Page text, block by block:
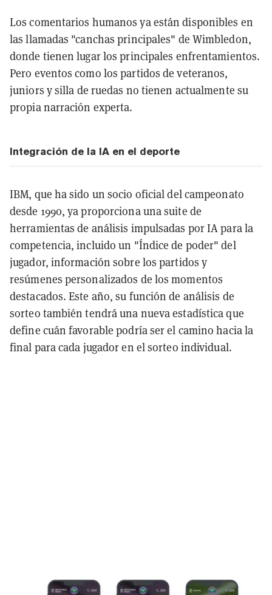
Los comentarios humanos ya están disponibles en
las llamadas "canchas principales" de Wimbledon,
donde tienen lugar los principales enfrentamientos.
Pero eventos como los partidos de veteranos,
juniors y silla de ruedas no tienen actualmente su
propia narración experta.
Integración de la IA en el deporte
IBM, que ha sido un socio oficial del campeonato
desde 1990, ya proporciona una suite de
herramientas de análisis impulsadas por IA para la
competencia, incluido un "Índice de poder" del
jugador, información sobre los partidos y
resúmenes personalizados de los momentos
destacados. Este año, su función de análisis de
sorteo también tendrá una nueva estadística que
define cuán favorable podría ser el camino hacia la
final para cada jugador en el sorteo individual.